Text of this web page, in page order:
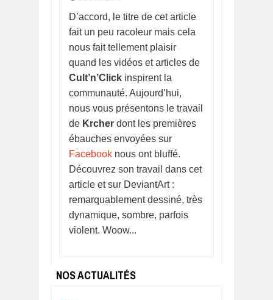
D’accord, le titre de cet article
fait un peu racoleur mais cela
nous fait tellement plaisir
quand les vidéos et articles de
Cult’n’Click inspirent la
communauté. Aujourd’hui,
nous vous présentons le travail
de Krcher dont les premières
ébauches envoyées sur
Facebook nous ont bluffé.
Découvrez son travail dans cet
article et sur DeviantArt :
remarquablement dessiné, très
dynamique, sombre, parfois
violent. Woow...
NOS ACTUALITÉS